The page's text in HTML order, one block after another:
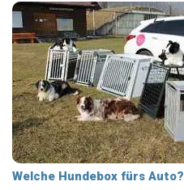
Welche Hundebox fürs Auto?